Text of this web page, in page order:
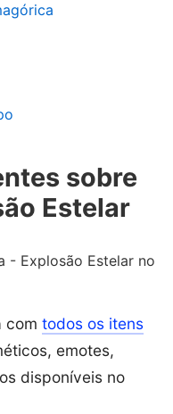
sobre
Estelar
- Explosão Estelar no
com todos os itens
emotes,
disponíveis no